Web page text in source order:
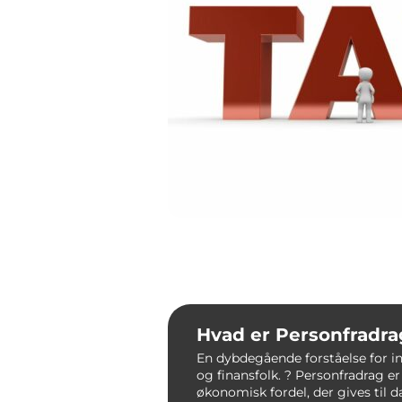
Hvad er
En dybdegående forståelse for
og finansfolk. ? Personfradrag
økonomisk fordel, der gives til